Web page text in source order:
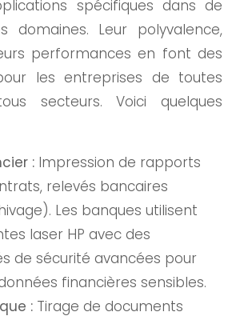
spécifiques dans de
domaines. Leur polyvalence,
performances en font des
les entreprises de toutes
secteurs. Voici quelques
: Impression de rapports
relevés bancaires
Les banques utilisent
laser HP avec des
de sécurité avancées pour
financières sensibles.
: Tirage de documents